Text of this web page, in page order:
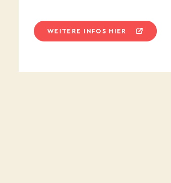
WEITERE INFOS HIER